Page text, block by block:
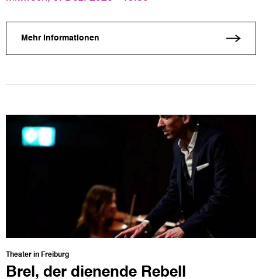
Mehr Informationen
Theater in Freiburg
Brel, der dienende Rebell